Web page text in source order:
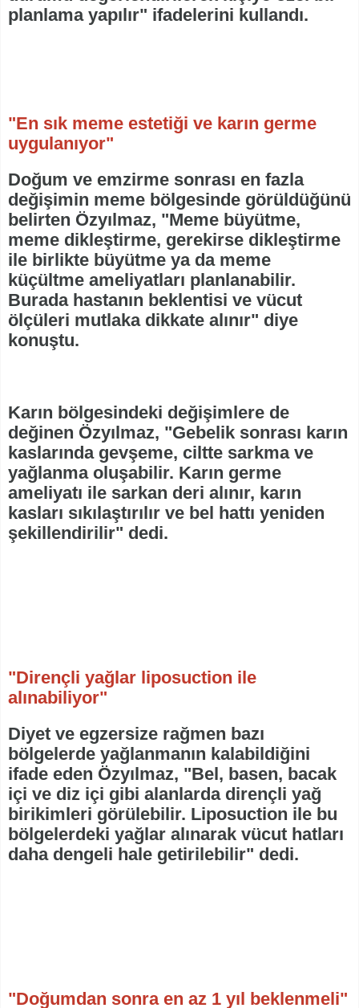
planlama yapılır" ifadelerini kullandı.
"En sık meme estetiği ve karın germe
uygulanıyor"
Doğum ve emzirme sonrası en fazla
değişimin meme bölgesinde görüldüğünü
belirten Özyılmaz, "Meme büyütme,
meme dikleştirme, gerekirse dikleştirme
ile birlikte büyütme ya da meme
küçültme ameliyatları planlanabilir.
Burada hastanın beklentisi ve vücut
ölçüleri mutlaka dikkate alınır" diye
konuştu.
Karın bölgesindeki değişimlere de
değinen Özyılmaz, "Gebelik sonrası karın
kaslarında gevşeme, ciltte sarkma ve
yağlanma oluşabilir. Karın germe
ameliyatı ile sarkan deri alınır, karın
kasları sıkılaştırılır ve bel hattı yeniden
şekillendirilir" dedi.
"Dirençli yağlar liposuction ile
alınabiliyor"
Diyet ve egzersize rağmen bazı
bölgelerde yağlanmanın kalabildiğini
ifade eden Özyılmaz, "Bel, basen, bacak
içi ve diz içi gibi alanlarda dirençli yağ
birikimleri görülebilir. Liposuction ile bu
bölgelerdeki yağlar alınarak vücut hatları
daha dengeli hale getirilebilir" dedi.
"Doğumdan sonra en az 1 yıl beklenmeli"